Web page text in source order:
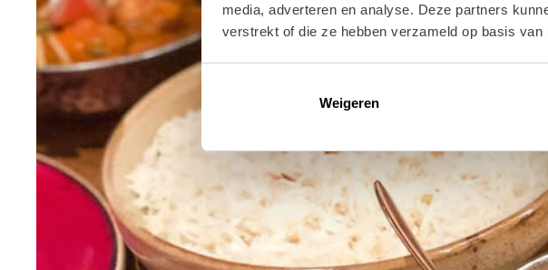
media, adverteren en analyse. Deze partners
verstrekt of die ze hebben verzameld op basis
Weigeren